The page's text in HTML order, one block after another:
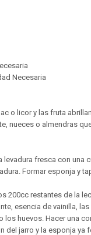
Necesaria
o licor y las fruta
nueces o almendras
levadura fresca con una
Formar esponja y
200cc restantes de la
esencia de vainilla,
huevos. Hacer una
del jarro y la esponja